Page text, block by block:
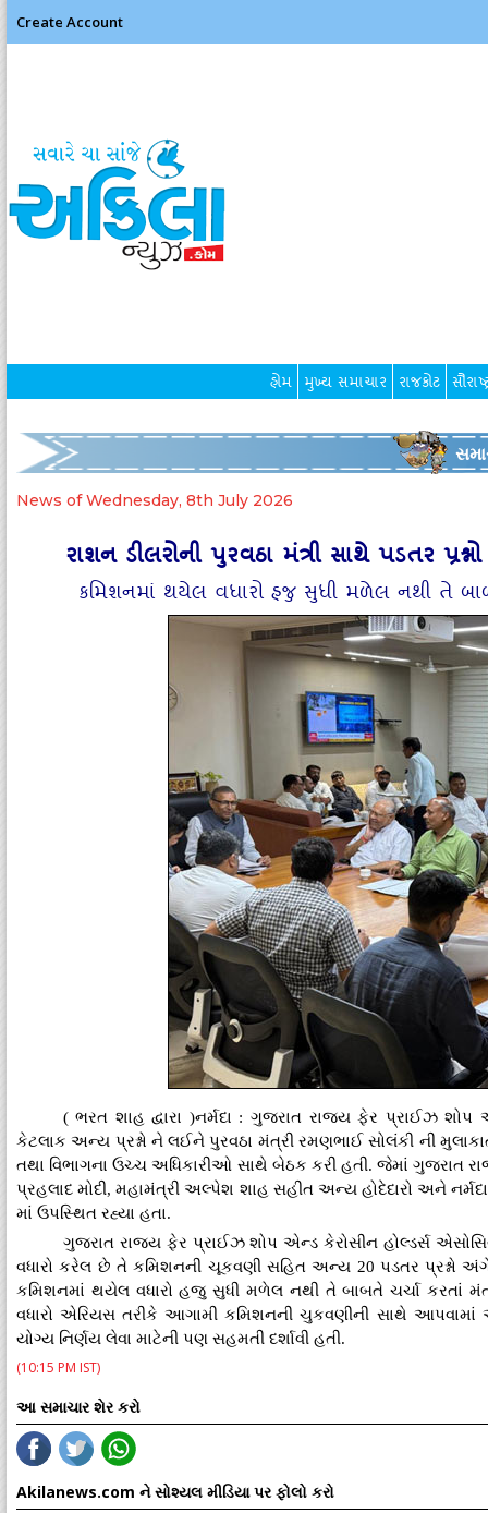
Create Account
હોમ મુખ્ય સમાચાર રાજકોટ
News of Wednesday, 8th July 2026
રાશન ડીલરોની પુરવઠા મંત્રી સાથે પડતર
કમિશનમાં થયેલ વધારો હજુ સુધી મળેલ નથી તે
( ભરત શાહ દ્વારા )નર્મદા : ગુજરાત રાજ્ય ફેર પ્રાઈઝ શોપ
કેટલાક અન્ય પ્રશ્નો ને લઈને પુરવઠા મંત્રી રમણભાઈ સોલંકી ની
તથા વિભાગના ઉચ્ચ અધિકારીઓ સાથે બેઠક કરી હતી. જેમાં ગુજરાત
પ્રહલાદ મોદી, મહામંત્રી અલ્પેશ શાહ સહીત અન્ય હોદેદારો અને
માં ઉપસ્થિત રહ્યા હતા.
ગુજરાત રાજ્ય ફેર પ્રાઈઝ શોપ એન્ડ કેરોસીન હોલ્ડર્સ
વધારો કરેલ છે તે કમિશનની ચૂકવણી સહિત અન્ય 20 પડતર પ્રશ્નો
કમિશનમાં થયેલ વધારો હજુ સુધી મળેલ નથી તે બાબતે ચર્ચા કરતાં
વધારો એરિયસ તરીકે આગામી કમિશનની ચુકવણીની સાથે આપવામાં
યોગ્ય નિર્ણય લેવા માટેની પણ સહમતી દર્શાવી હતી.
(10:15 PM IST)
આ સમાચાર શેર કરો
Akilanews.com ને સોશ્યલ મીડિયા પર ફોલો કરો